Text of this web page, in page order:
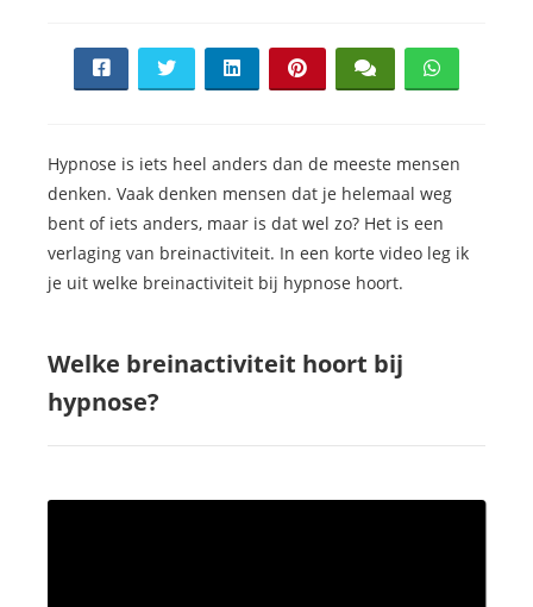
Hypnose is iets heel anders dan de meeste mensen
denken. Vaak denken mensen dat je helemaal weg
bent of iets anders, maar is dat wel zo? Het is een
verlaging van breinactiviteit. In een korte video leg ik
je uit welke breinactiviteit bij hypnose hoort.
Welke breinactiviteit hoort bij
hypnose?